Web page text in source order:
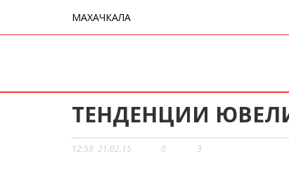
МАХАЧКАЛА
ТЕНДЕНЦИИ
12:58 21.02.15 0 3